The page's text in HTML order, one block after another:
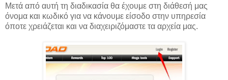
Μετά από αυτή τη διαδικασία θα έχουμε στη διάθεσή μας
όνομα και κωδικό για να κάνουμε είσοδο στην υπηρεσία
όποτε χρειάζεται και να διαχειριζόμαστε τα αρχεία μας.